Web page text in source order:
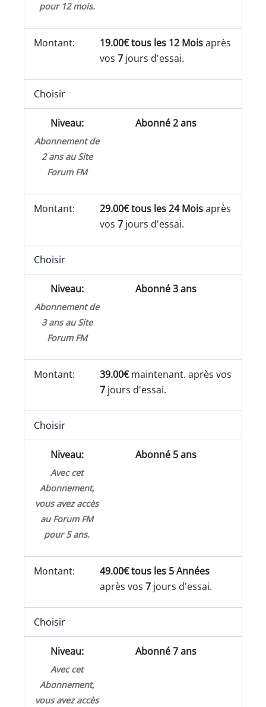
pour 12 mois.
19.00€ tous les 12 Moisaprès
vos7 jours d'essai.
Choisir
Abonné 2 ans
Abonnement de
2 ans au Site
Forum FM
29.00€ tous les 24 Moisaprès
vos7 jours d'essai.
Choisir
Abonné 3 ans
Abonnement de
3 ans au Site
Forum FM
39.00€maintenant. après vos
7 jours d'essai.
Choisir
Abonné 5 ans
Avec cet
Abonnement,
vous avez accès
au Forum FM
pour 5 ans.
49.00€ tous les 5 Années
après vos7 jours d'essai.
Choisir
Abonné 7 ans
Avec cet
Abonnement,
vous avez accès